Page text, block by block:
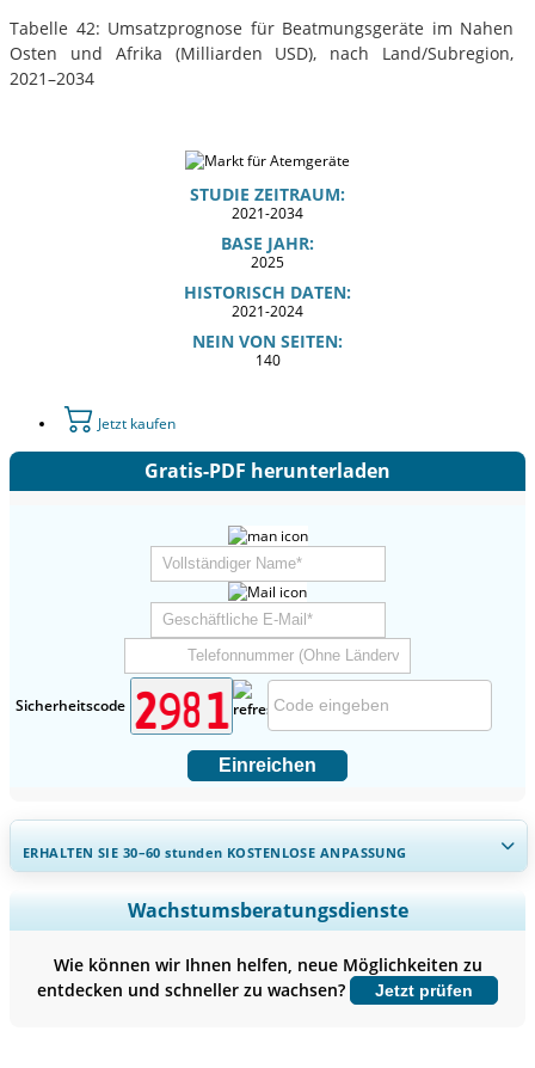
Tabelle 42: Umsatzprognose für Beatmungsgeräte im Nahen
Osten und Afrika (Milliarden USD), nach Land/Subregion,
2021–2034
STUDIE ZEITRAUM:
2021-2034
BASE JAHR:
2025
HISTORISCH DATEN:
2021-2024
NEIN VON SEITEN:
140
Jetzt kaufen
Gratis-PDF herunterladen
Sicherheitscode
Einreichen
ERHALTEN SIE 30–60stunden KOSTENLOSE ANPASSUNG
Regionale und länderspezifische Abdeckung erweitern,
Segmentanalyse, Unternehmensprofile, Wettbewerbs-
Jetzt anpassen
Wachstumsberatungsdienste
Wie können wir Ihnen helfen, neue Möglichkeiten zu
entdecken und schneller zu wachsen?
Jetzt prüfen